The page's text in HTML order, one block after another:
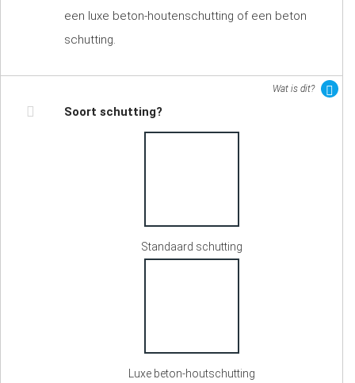
een luxe beton-houtenschutting of een beton
schutting.
Wat is dit?
Soort schutting?
Standaard schutting
Luxe beton-houtschutting